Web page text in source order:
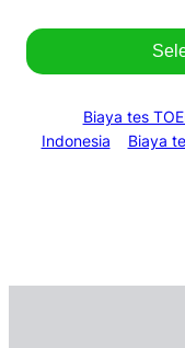
Biaya tes
Indonesia
Biaya